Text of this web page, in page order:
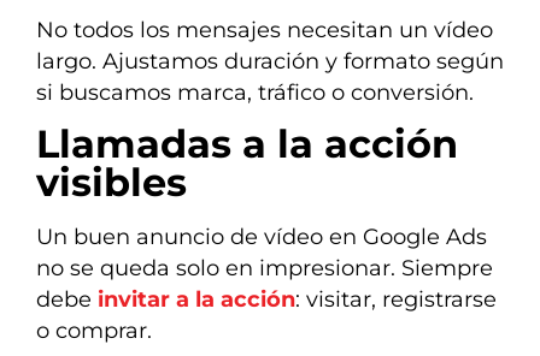
No todos los mensajes necesitan un vídeo
largo. Ajustamos duración y formato según
si buscamos marca, tráfico o conversión.
Llamadas a la acción
visibles
Un buen anuncio de vídeo en Google Ads
no se queda solo en impresionar. Siempre
debe invitar a la acción: visitar, registrarse
o comprar.